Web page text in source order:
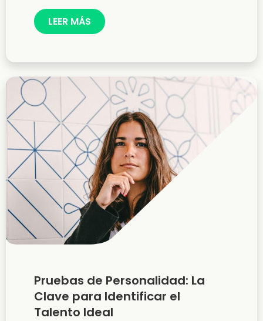
LEER MÁS
Pruebas de Personalidad: La
Clave para Identificar el
Talento Ideal